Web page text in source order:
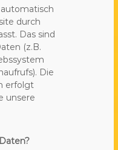
durch
Das sind
(z.B.
Die
erfolgt
unsere